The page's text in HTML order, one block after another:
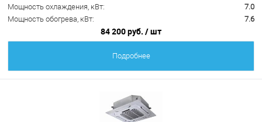
Мощность охлаждения, кВт:
7.0
Мощность обогрева, кВт:
7.6
84 200 руб. / шт
Подробнее